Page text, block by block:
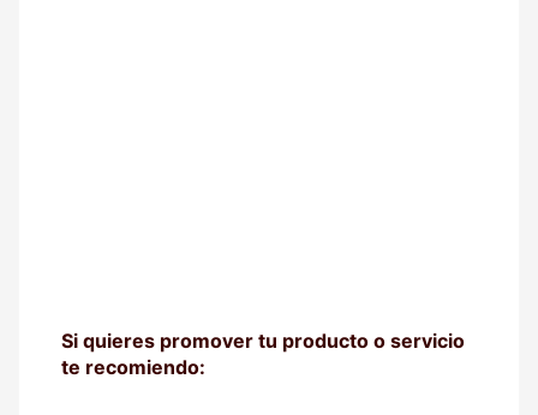
Si quieres promover tu producto o servicio
te recomiendo: